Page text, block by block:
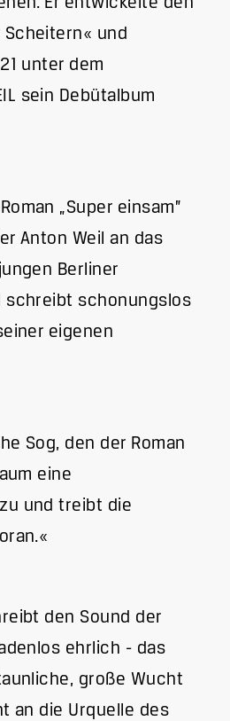
und
unter dem
sein Debütalbum
„Super einsam”
Anton Weil an das
Berliner
schreibt schonungslos
eigenen
Sog, den der Roman
eine
und treibt die
den Sound der
ehrlich - das
große Wucht
an die Urquelle des